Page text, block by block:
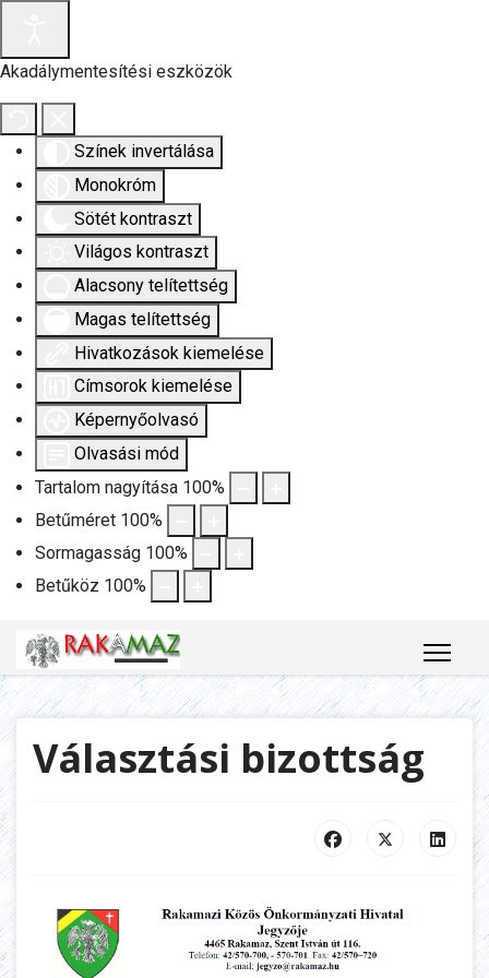
Akadálymentesítési eszközök
Színek invertálása
Monokróm
Sötét kontraszt
Világos kontraszt
Alacsony telítettség
Magas telítettség
Hivatkozások kiemelése
Címsorok kiemelése
Képernyőolvasó
Olvasási mód
Tartalom nagyítása 100%
Betűméret 100%
Sormagasság 100%
Betűköz 100%
Választási bizottság